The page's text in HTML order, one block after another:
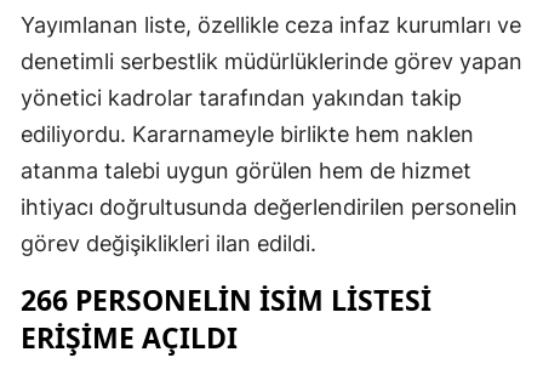
Yayımlanan liste, özellikle ceza infaz kurumları ve
denetimli serbestlik müdürlüklerinde görev yapan
yönetici kadrolar tarafından yakından takip
ediliyordu. Kararnameyle birlikte hem naklen
atanma talebi uygun görülen hem de hizmet
ihtiyacı doğrultusunda değerlendirilen personelin
görev değişiklikleri ilan edildi.
266 PERSONELIN İSIM LISTESI
ERIŞIME AÇILDI